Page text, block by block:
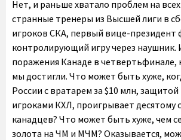
Нет, и раньше хватало проблем на всех
странные тренеры из Высшей лиги в
игроков СКА, первый вице-президент
контролирующий игру через наушник.
поражения Канаде в четвертьфинале,
мы достигли. Что может быть хуже,
России с вратарем за $10 млн,
игроками КХЛ, проигрывает десятому
канадцев? Что может быть хуже, чем
золота на ЧМ и МЧМ? Оказывается,